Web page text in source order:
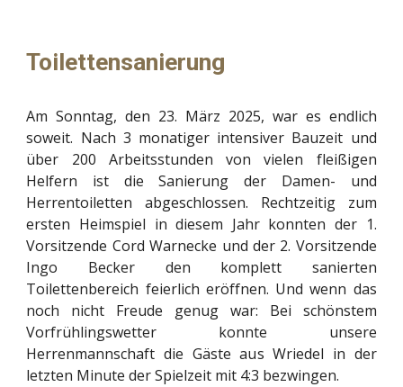
Toilettensanierung
Am Sonntag, den 23. März 2025, war es endlich
soweit. Nach 3 monatiger intensiver Bauzeit und
über 200 Arbeitsstunden von vielen fleißigen
Helfern ist die Sanierung der Damen- und
Herrentoiletten abgeschlossen. Rechtzeitig zum
ersten Heimspiel in diesem Jahr konnten der 1.
Vorsitzende Cord Warnecke und der 2. Vorsitzende
Ingo Becker den komplett sanierten
Toilettenbereich feierlich eröffnen. Und wenn das
noch nicht Freude genug war: Bei schönstem
Vorfrühlingswetter konnte unsere
Herrenmannschaft die Gäste aus Wriedel in der
letzten Minute der Spielzeit mit 4:3 bezwingen.